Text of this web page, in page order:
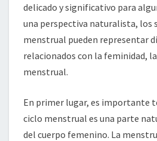
delicado y significativo para
una perspectiva naturalista, los
menstrual pueden representar
relacionados con la feminidad,
menstrual.
En primer lugar, es importante
ciclo menstrual es una parte
del cuerpo femenino. La